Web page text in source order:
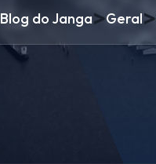
Blog do Janga>Geral>